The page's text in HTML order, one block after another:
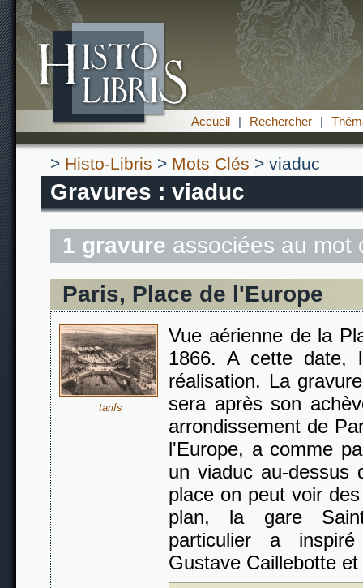
Accueil | Rechercher |
> Histo-Libris > Mots Clés > viaduc
Gravures : viaduc
1 gravure associées au mot
Paris, Place de l'Europe
tarifs
Vue aérienne de la
1866. A cette date,
réalisation. La
sera après son
arrondissement de
l'Europe, a comme
un viaduc au-dessus
place on peut voir
plan, la gare
particulier a
Gustave Caillebotte